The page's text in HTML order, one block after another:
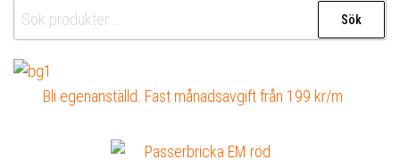
Sök
efter:
Sök
Bli egenanställd. Fast månadsavgift från 199 kr/m